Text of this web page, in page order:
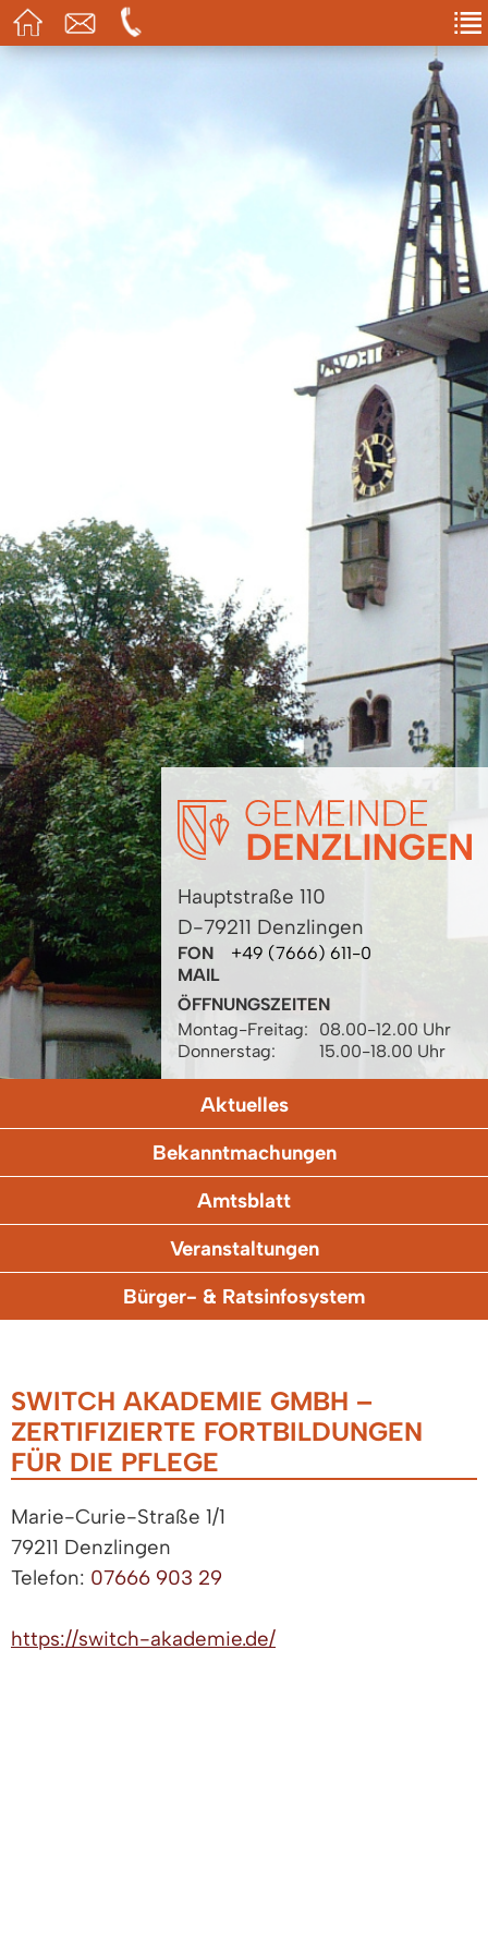
Hauptstraße 110
D-79211 Denzlingen
FON
+49 (7666) 611-0
MAIL
ÖFFNUNGSZEITEN
Montag-Freitag:
08.00-12.00 Uhr
Donnerstag:
15.00-18.00 Uhr
Aktuelles
Bekanntmachungen
Amtsblatt
Veranstaltungen
Bürger- & Ratsinfosystem
SWITCH AKADEMIE GMBH –
ZERTIFIZIERTE FORTBILDUNGEN
FÜR DIE PFLEGE
Marie-Curie-Straße 1/1
79211 Denzlingen
Telefon: 07666 903 29
https://switch-akademie.de/